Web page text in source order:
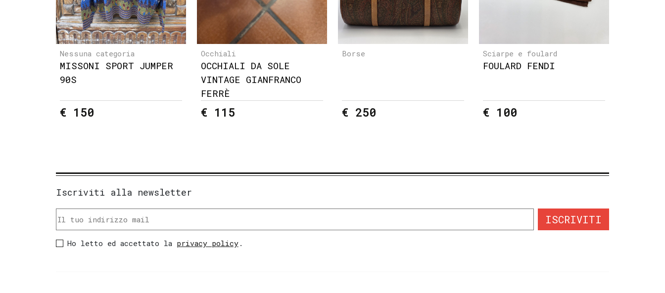
Nessuna categoria
MISSONI SPORT JUMPER
90S
€ 150
Occhiali
OCCHIALI DA SOLE
VINTAGE GIANFRANCO
FERRÈ
€ 115
Borse
€ 250
Sciarpe e foulard
FOULARD FENDI
€ 100
Iscriviti alla newsletter
ISCRIVITI
Ho letto ed accettato la privacy policy.